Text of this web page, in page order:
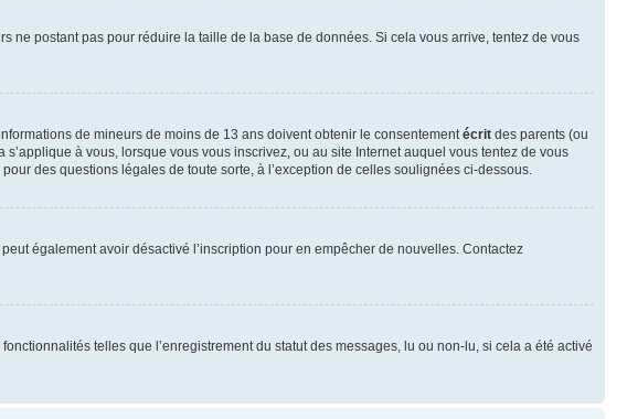
ne postant pas pour réduire la taille de la base de données. Si cela vous arrive, tentez de vous
de mineurs de moins de 13 ans doivent obtenir le consentementécrit des parents (ou
à vous, lorsque vous vous inscrivez, ou au site Internet auquel vous tentez de vous
des questions légales de toute sorte, à l’exception de celles soulignées ci-dessous.
également avoir désactivé l’inscription pour en empêcher de nouvelles. Contactez
telles que l’enregistrement du statut des messages, lu ou non-lu, si cela a été activé